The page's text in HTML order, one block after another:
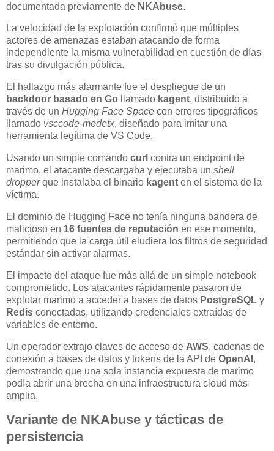
documentada previamente de NKAbuse.
La velocidad de la explotación confirmó que múltiples
actores de amenazas estaban atacando de forma
independiente la misma vulnerabilidad en cuestión de días
tras su divulgación pública.
El hallazgo más alarmante fue el despliegue de un
backdoor basado en Go llamado kagent, distribuido a
través de un Hugging Face Space con errores tipográficos
llamado vsccode-modetx, diseñado para imitar una
herramienta legítima de VS Code.
Usando un simple comando curl contra un endpoint de
marimo, el atacante descargaba y ejecutaba un shell
dropperque instalaba el binario kagent en el sistema de la
víctima.
El dominio de Hugging Face no tenía ninguna bandera de
malicioso en 16 fuentes de reputación en ese momento,
permitiendo que la carga útil eludiera los filtros de seguridad
estándar sin activar alarmas.
El impacto del ataque fue más allá de un simple notebook
comprometido. Los atacantes rápidamente pasaron de
explotar marimo a acceder a bases de datos PostgreSQL y
Redis conectadas, utilizando credenciales extraídas de
variables de entorno.
Un operador extrajo claves de acceso de AWS, cadenas de
conexión a bases de datos y tokens de la API de OpenAI ,
demostrando que una sola instancia expuesta de marimo
podía abrir una brecha en una infraestructura cloud más
amplia.
Variante de NKAbuse y tácticas de
persistencia